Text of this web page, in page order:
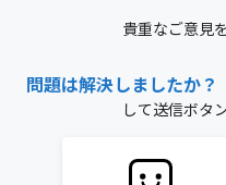
貴重なご意見
問題は解決しましたか？
して送信ボタ